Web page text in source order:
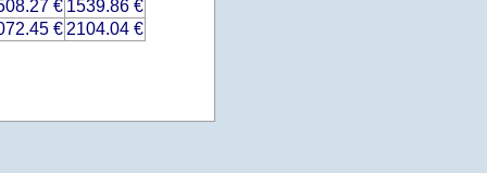
€ 1539.86 €
€ 2104.04 €